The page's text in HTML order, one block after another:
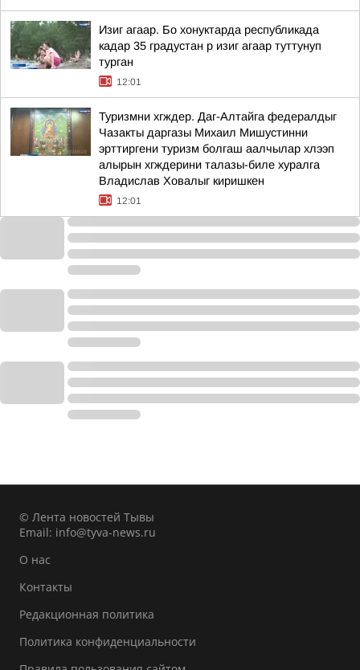
Изиг агаар. Бо хонуктарда республикада
кадар 35 градустан р изиг агаар туттунуп
турган
12:01
Туризмни хгждер. Даг-Алтайга федералдыг
Чазакты даргазы Михаил Мишустинни
эрттиргени туризм болгаш аалчылар хлээп
алырын хгждерини талазы-биле хуралга
Владислав Ховалыг киришкен
12:01
© Лента новостей Тывы
Email: info@tyva-news.ru
О нас
Контакты
Редакционная политика
Политика конфиденциальности